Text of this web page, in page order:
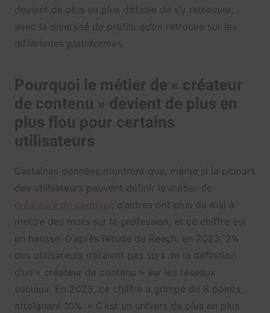
devient de plus en plus difficile de s’y retrouver,
avec la diversité de profils qu’on retrouve sur les
différentes plateformes.
Pourquoi le métier de « créateur
de contenu » devient de plus en
plus flou pour certains
utilisateurs
Certaines données montrent que, même si la plupart
des utilisateurs peuvent définir le métier de
, d’autres ont plus de mal à
mettre des mots sur la profession, et ce chiffre est
en hausse. D’après l’étude de Reech, en 2023, 2%
des utilisateurs n’étaient pas sûrs de la définition
d’un « créateur de contenu » sur les réseaux
sociaux. En 2025, ce chiffre a grimpé de 8 points,
atteignant 10%. « C’est un univers de plus en plus